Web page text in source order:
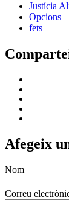
Justícia
Opcions
fets
Afegeix
Nom
Correu